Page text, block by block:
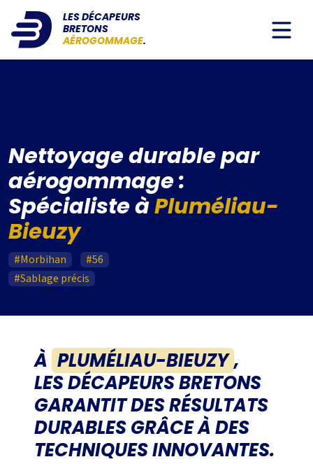
LES DÉCAPEURS
BRETONS
AÉROGOMMAGE.
Nettoyage durable par
aérogommage :
Spécialiste àPluméliau-
Bieuzy
#Morbihan
#56
#Sablage précis
À PLUMÉLIAU-BIEUZY ,
LES DÉCAPEURS BRETONS
GARANTIT DES RÉSULTATS
DURABLES GRÂCE À DES
TECHNIQUES INNOVANTES.